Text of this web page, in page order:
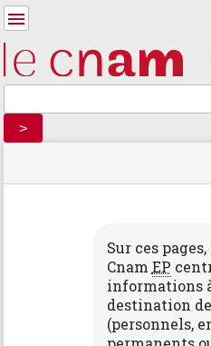
>
du
d'emplacement
êtes
Outils
Sur ces pages,
Cnam EP
informations
destination
(personnels,